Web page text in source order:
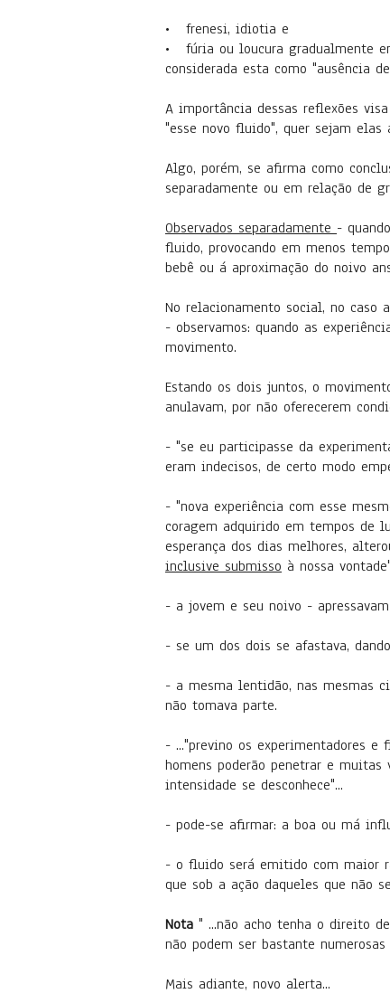
• frenesi, idiotia e
• fúria ou loucura gradualmente
considerada esta como "ausência
A importância dessas reflexões
"esse novo fluido", quer sejam
Algo, porém, se afirma como
separadamente ou em relação de
Observados separadamente -
fluido, provocando em menos
bebê ou á aproximação do noivo
No relacionamento social, no caso
- observamos: quando as
movimento.
Estando os dois juntos, o
anulavam, por não oferecerem
- "se eu participasse da
eram indecisos, de certo modo
- "nova experiência com esse
coragem adquirido em tempos de
esperança dos dias melhores,
inclusive submisso à nossa
- a jovem e seu noivo -
- se um dos dois se afastava,
- a mesma lentidão, nas mesmas
não tomava parte.
- ..."previno os experimentadores e
homens poderão penetrar e
intensidade se desconhece"...
- pode-se afirmar: a boa ou má
- o fluido será emitido com maior
que sob a ação daqueles que não
Nota " ...não acho tenha o direito
não podem ser bastante
Mais adiante, novo alerta...